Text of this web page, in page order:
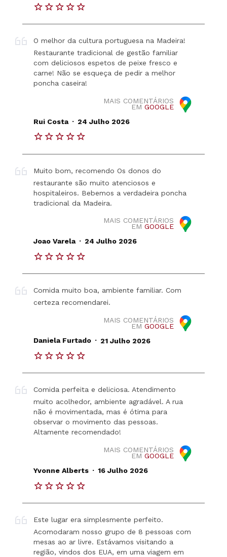
O melhor da cultura portuguesa na Madeira!
Restaurante tradicional de gestão familiar
com deliciosos espetos de peixe fresco e
carne! Não se esqueça de pedir a melhor
poncha caseira!
MAIS COMENTÁRIOS
EM GOOGLE
Rui Costa . 24 Julho 2026
Muito bom, recomendo Os donos do
restaurante são muito atenciosos e
hospitaleiros. Bebemos a verdadeira poncha
tradicional da Madeira.
MAIS COMENTÁRIOS
EM GOOGLE
Joao Varela . 24 Julho 2026
Comida muito boa, ambiente familiar. Com
certeza recomendarei.
MAIS COMENTÁRIOS
EM GOOGLE
Daniela Furtado . 21 Julho 2026
Comida perfeita e deliciosa. Atendimento
muito acolhedor, ambiente agradável. A rua
não é movimentada, mas é ótima para
observar o movimento das pessoas.
Altamente recomendado!
MAIS COMENTÁRIOS
EM GOOGLE
Yvonne Alberts . 16 Julho 2026
Este lugar era simplesmente perfeito.
Acomodaram nosso grupo de 8 pessoas com
mesas ao ar livre. Estávamos visitando a
região, vindos dos EUA, em uma viagem em